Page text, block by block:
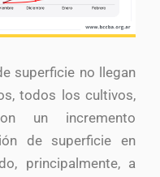
superficie no llegan
todos los cultivos,
un incremento
de superficie en
principalmente, a